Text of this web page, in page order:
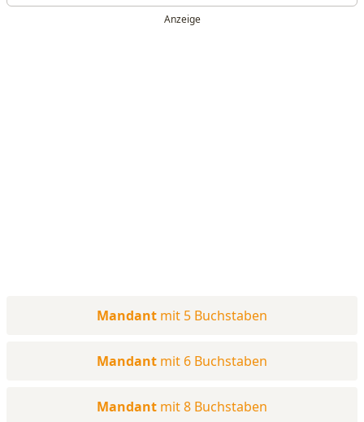
Mandant mit 5 Buchstaben
Mandant mit 6 Buchstaben
Mandant mit 8 Buchstaben